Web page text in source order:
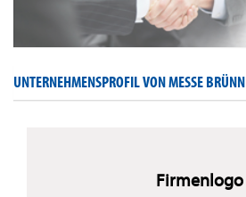
UNTERNEHMENSPROFIL VON MESSE BRÜNN
Firmenlogo